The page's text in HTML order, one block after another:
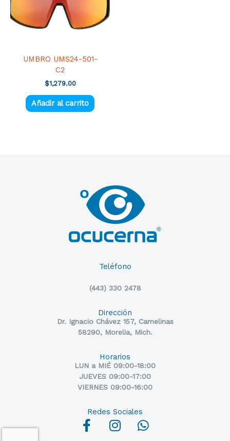
UMBRO UMS24-501-
C2
$1,279.00
Añadir al carrito
Teléfono
(443) 330 2478
Dirección
Dr. Ignacio Chávez 157, Camelinas
58290, Morelia, Mich.
Horarios
LUN a MIÉ 09:00-18:00
JUEVES 09:00-17:00
VIERNES 09:00-16:00
Redes Sociales
F
a
I
n
W
h